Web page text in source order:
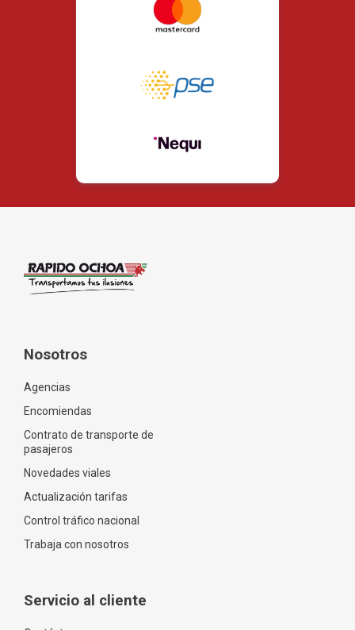
Nosotros
Agencias
Encomiendas
Contrato de transporte de
pasajeros
Novedades viales
Actualización tarifas
Control tráfico nacional
Trabaja con nosotros
Servicio al cliente